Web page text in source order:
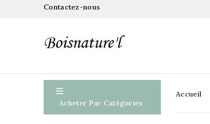
Contactez-nous

Acheter Par Catégories
Accueil